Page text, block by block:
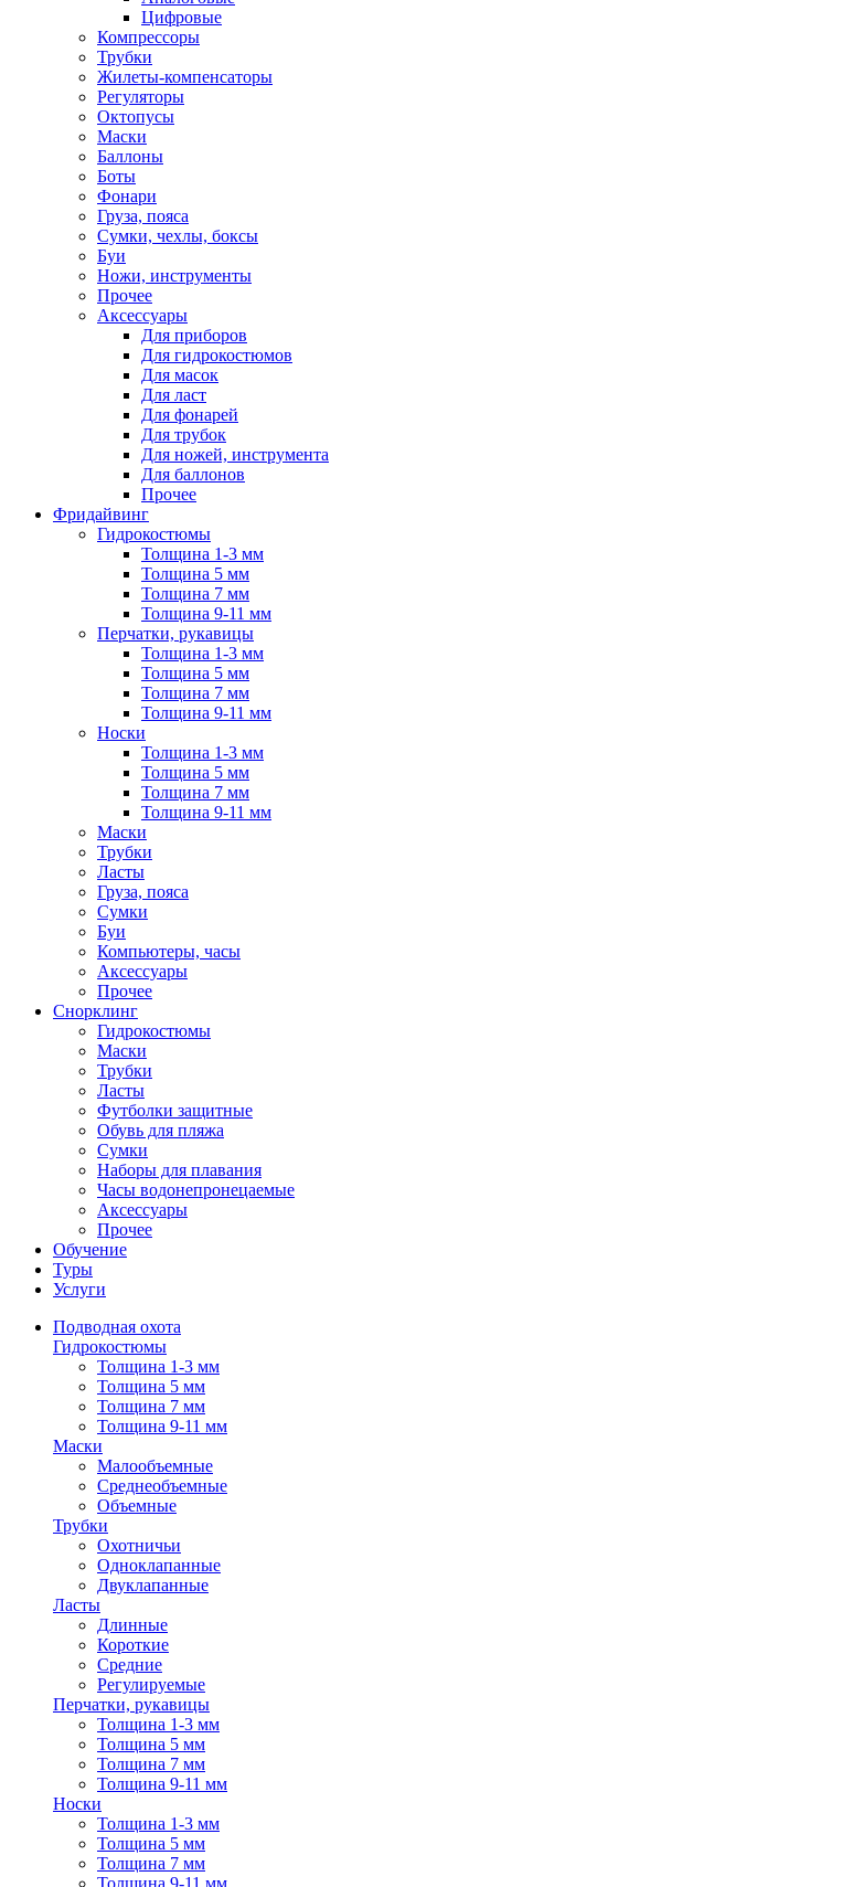
Цифровые
Компрессоры
Трубки
Жилеты-компенсаторы
Регуляторы
Октопусы
Маски
Баллоны
Боты
Фонари
Груза, пояса
Сумки, чехлы, боксы
Буи
Ножи, инструменты
Прочее
Аксессуары
Для приборов
Для гидрокостюмов
Для масок
Для ласт
Для фонарей
Для трубок
Для ножей, инструмента
Для баллонов
Прочее
Фридайвинг
Гидрокостюмы
Толщина 1-3 мм
Толщина 5 мм
Толщина 7 мм
Толщина 9-11 мм
Перчатки, рукавицы
Толщина 1-3 мм
Толщина 5 мм
Толщина 7 мм
Толщина 9-11 мм
Носки
Толщина 1-3 мм
Толщина 5 мм
Толщина 7 мм
Толщина 9-11 мм
Маски
Трубки
Ласты
Груза, пояса
Сумки
Буи
Компьютеры, часы
Аксессуары
Прочее
Снорклинг
Гидрокостюмы
Маски
Трубки
Ласты
Футболки защитные
Обувь для пляжа
Сумки
Наборы для плавания
Часы водонепронецаемые
Аксессуары
Прочее
Обучение
Туры
Услуги
Подводная охота
Гидрокостюмы
Толщина 1-3 мм
Толщина 5 мм
Толщина 7 мм
Толщина 9-11 мм
Маски
Малообъемные
Среднеобъемные
Объемные
Трубки
Охотничьи
Одноклапанные
Двуклапанные
Ласты
Длинные
Короткие
Средние
Регулируемые
Перчатки, рукавицы
Толщина 1-3 мм
Толщина 5 мм
Толщина 7 мм
Толщина 9-11 мм
Носки
Толщина 1-3 мм
Толщина 5 мм
Толщина 7 мм
Толщина 9-11 мм